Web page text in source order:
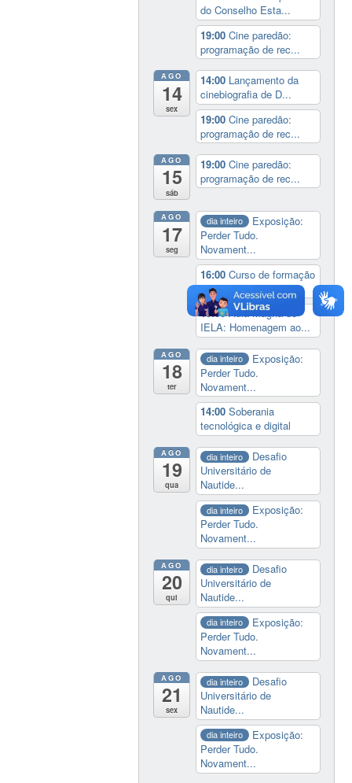
do Conselho Esta...
19:00Cine paredão:
programação de rec...
AGO
14
sex
14:00 Lançamento da
cinebiografia de D...
19:00Cine paredão:
programação de rec...
AGO
15
sáb
19:00Cine paredão:
programação de rec...
AGO
17
seg
dia inteiro
Exposição:
Perder Tudo.
Novament...
16:00Curso de formação
em Jornalismo ...
19:00Aula Magna do
IELA: Homenagem ao...
AGO
18
ter
dia inteiro
Exposição:
Perder Tudo.
Novament...
14:00Soberania
tecnológica e digital
AGO
19
qua
dia inteiro
Desafio
Universitário de
Nautide...
dia inteiro
Exposição:
Perder Tudo.
Novament...
AGO
20
qui
dia inteiro
Desafio
Universitário de
Nautide...
dia inteiro
Exposição:
Perder Tudo.
Novament...
AGO
21
sex
dia inteiro
Desafio
Universitário de
Nautide...
dia inteiro
Exposição:
Perder Tudo.
Novament...